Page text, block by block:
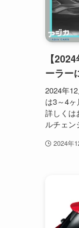
【
ーラー
2024年
は3～4
詳しくは
ルチェン
2024年